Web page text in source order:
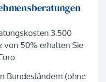
3.500
von 50% erhalten Sie
Bundesländern (ohne